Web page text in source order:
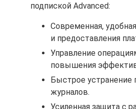
подпиской Advanced:
Современная,
и предоставления
Управление
повышения
Быстрое устранение
журналов.
Усиленная защита с